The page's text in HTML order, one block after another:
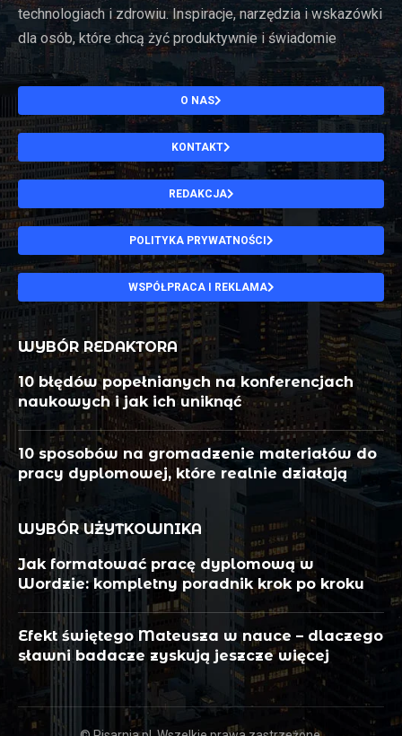
technologiach i zdrowiu. Inspiracje, narzędzia i wskazówki
dla osób, które chcą żyć produktywnie i świadomie
O NAS
KONTAKT
REDAKCJA
POLITYKA PRYWATNOŚCI
WSPÓŁPRACA I REKLAMA
WYBÓR REDAKTORA
10 błędów popełnianych na konferencjach
naukowych i jak ich uniknąć
10 sposobów na gromadzenie materiałów do
pracy dyplomowej, które realnie działają
WYBÓR UŻYTKOWNIKA
Jak formatować pracę dyplomową w
Wordzie: kompletny poradnik krok po kroku
Efekt świętego Mateusza w nauce – dlaczego
sławni badacze zyskują jeszcze więcej